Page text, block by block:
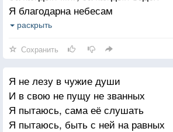
Но шёпот за спиной, мне как награда
Смотри, какая женщина пошла.
Я благодарна небесам
Я знаю, это Бог помог
И пусть наш мир такой большой,
И между нами города
Ты в сердце, ты всегда со мной
Ты путеводная звезда
раскрыть
Сохранить
Я не лезу в чужие души
И в свою не пущу не званных
Я пытаюсь, сама её слушать
Я пытаюсь, быть с ней на равных